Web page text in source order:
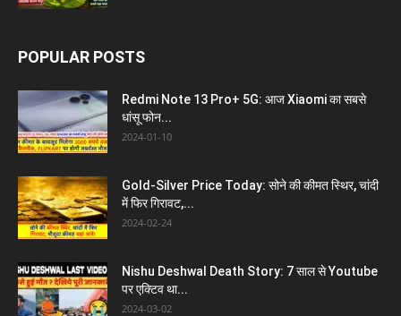
POPULAR POSTS
Redmi Note 13 Pro+ 5G: आज Xiaomi का सबसे
धांसू फोन...
2024-01-10
Gold-Silver Price Today: सोने की कीमत स्थिर, चांदी
में फिर गिरावट,...
2024-02-24
Nishu Deshwal Death Story: 7 साल से Youtube
पर एक्टिव था...
2024-03-02